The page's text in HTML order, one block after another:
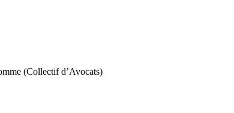
(Collectif d’Avocats)